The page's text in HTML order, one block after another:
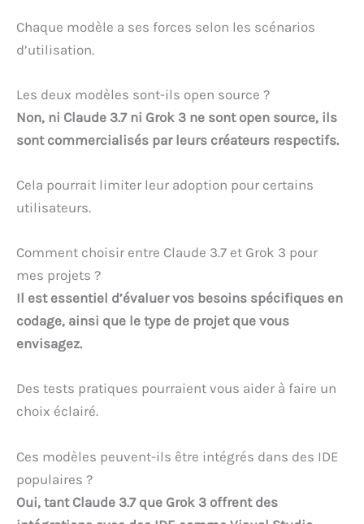
Chaque modèle a ses forces selon les scénarios
d’utilisation.
Les deux modèles sont-ils open source ?
Non, ni Claude 3.7 ni Grok 3 ne sont open source, ils
sont commercialisés par leurs créateurs respectifs.
Cela pourrait limiter leur adoption pour certains
utilisateurs.
Comment choisir entre Claude 3.7 et Grok 3 pour
mes projets ?
Il est essentiel d’évaluer vos besoins spécifiques en
codage, ainsi que le type de projet que vous
envisagez.
Des tests pratiques pourraient vous aider à faire un
choix éclairé.
Ces modèles peuvent-ils être intégrés dans des IDE
populaires ?
Oui, tant Claude 3.7 que Grok 3 offrent des